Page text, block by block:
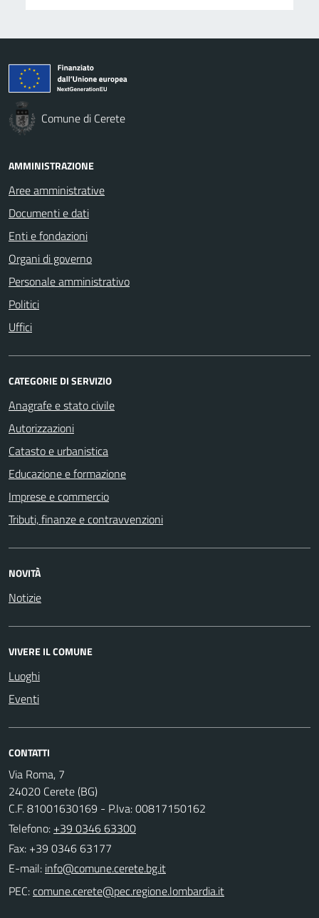
Comune di Cerete
AMMINISTRAZIONE
Aree amministrative
Documenti e dati
Enti e fondazioni
Organi di governo
Personale amministrativo
Politici
Uffici
CATEGORIE DI SERVIZIO
Anagrafe e stato civile
Autorizzazioni
Catasto e urbanistica
Educazione e formazione
Imprese e commercio
Tributi, finanze e contravvenzioni
NOVITÀ
Notizie
VIVERE IL COMUNE
Luoghi
Eventi
CONTATTI
Via Roma, 7
24020 Cerete (BG)
C.F. 81001630169 - P.Iva: 00817150162
Telefono: +39 0346 63300
Fax: +39 0346 63177
E-mail:
PEC: